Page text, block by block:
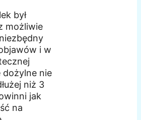
był
możliwie
i w
dożylne nie
niż 3
jak
na